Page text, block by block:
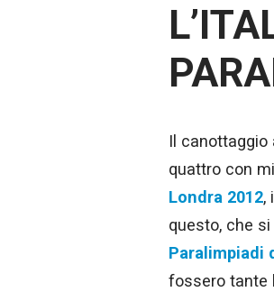
Il canottaggio
quattro con
Londra 2012,
questo, che
Paralimpiadi
fossero tante